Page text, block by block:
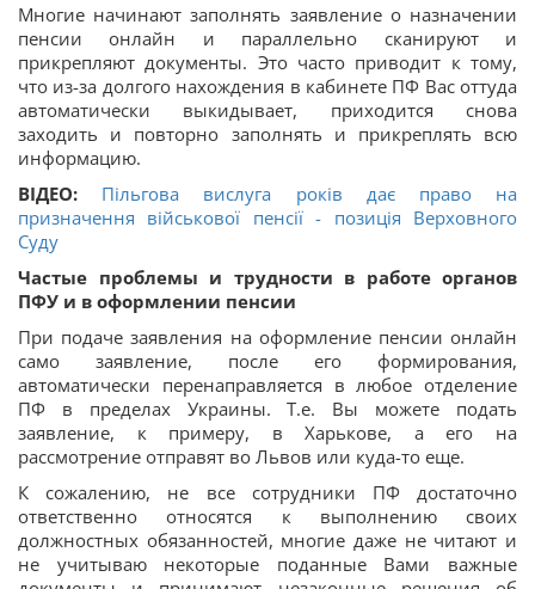
Многие начинают заполнять заявление о назначении
пенсии онлайн и параллельно сканируют и
прикрепляют документы. Это часто приводит к тому,
что из-за долгого нахождения в кабинете ПФ Вас оттуда
автоматически выкидывает, приходится снова
заходить и повторно заполнять и прикреплять всю
информацию.
ВІДЕО: Пільгова вислуга років дає право на
призначення військової пенсії - позиція Верховного
Суду
Частые проблемы и трудности в работе органов
ПФУ и в оформлении пенсии
При подаче заявления на оформление пенсии онлайн
само заявление, после его формирования,
автоматически перенаправляется в любое отделение
ПФ в пределах Украины. Т.е. Вы можете подать
заявление, к примеру, в Харькове, а его на
рассмотрение отправят во Львов или куда-то еще.
К сожалению, не все сотрудники ПФ достаточно
ответственно относятся к выполнению своих
должностных обязанностей, многие даже не читают и
не учитываю некоторые поданные Вами важные